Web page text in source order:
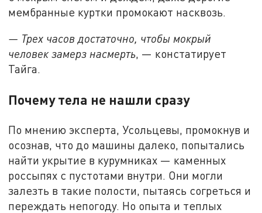
мембранные куртки промокают насквозь.
— Трех часов достаточно, чтобы мокрый
человек замерз насмерть, — констатирует
Тайга.
Почему тела не нашли сразу
По мнению эксперта, Усольцевы, промокнув и
осознав, что до машины далеко, попытались
найти укрытие в курумниках — каменных
россыпях с пустотами внутри. Они могли
залезть в такие полости, пытаясь согреться и
переждать непогоду. Но опыта и теплых